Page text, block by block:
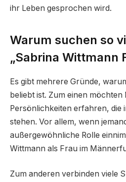
ihr Leben gesprochen wird.
Warum suchen so
„Sabrina Wittmann
Es gibt mehrere Gründe,
beliebt ist. Zum einen
Persönlichkeiten erfahren, die
stehen. Vor allem, wenn
außergewöhnliche Rolle
Wittmann als Frau im
Zum anderen verbinden viele